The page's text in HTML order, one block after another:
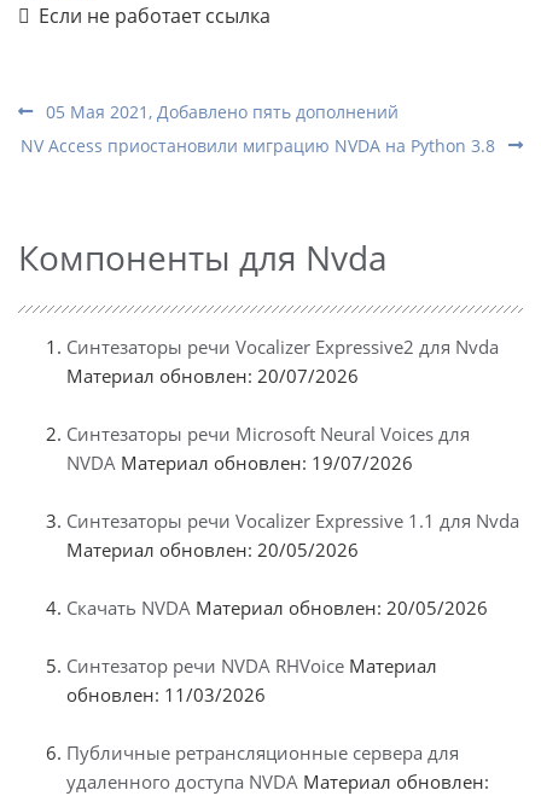
Если не работает ссылка
05 Мая 2021, Добавлено пять дополнений
NV Access приостановили миграцию NVDA на Python 3.8
Компоненты для Nvda
Синтезаторы речи Vocalizer Expressive2 для Nvda
Материал обновлен: 20/07/2026
Синтезаторы речи Microsoft Neural Voices для
NVDA Материал обновлен: 19/07/2026
Синтезаторы речи Vocalizer Expressive 1.1 для Nvda
Материал обновлен: 20/05/2026
Скачать NVDA Материал обновлен: 20/05/2026
Синтезатор речи NVDA RHVoice Материал
обновлен: 11/03/2026
Публичные ретрансляционные сервера для
удаленного доступа NVDA Материал обновлен: